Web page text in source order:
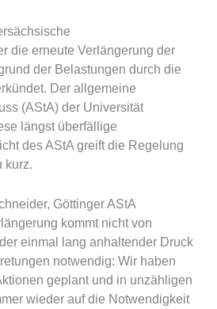
die erneute Verlängerung der
der Belastungen durch die
Der allgemeine
(AStA) der Universität
längst überfällige
des AStA greift die Regelung
kurz.
Göttinger AStA
kommt nicht von
einmal lang anhaltender Druck
notwendig: Wir haben
geplant und in unzähligen
wieder auf die Notwendigkeit